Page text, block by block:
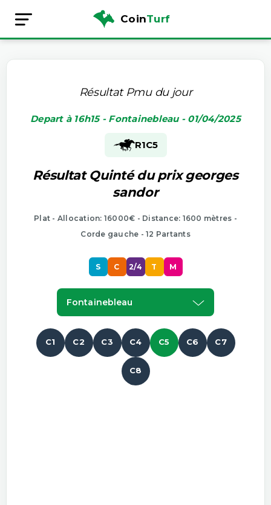
CoinTurf
Résultat Pmu du jour
Depart à 16h15 - Fontainebleau - 01/04/2025
R1C5
Résultat Quinté du prix georges
sandor
Plat - Allocation: 16000€ - Distance: 1600 mètres -
Corde gauche - 12 Partants
S C 2/4 T M
Fontainebleau
C1 C2 C3 C4 C5 C6 C7
C8